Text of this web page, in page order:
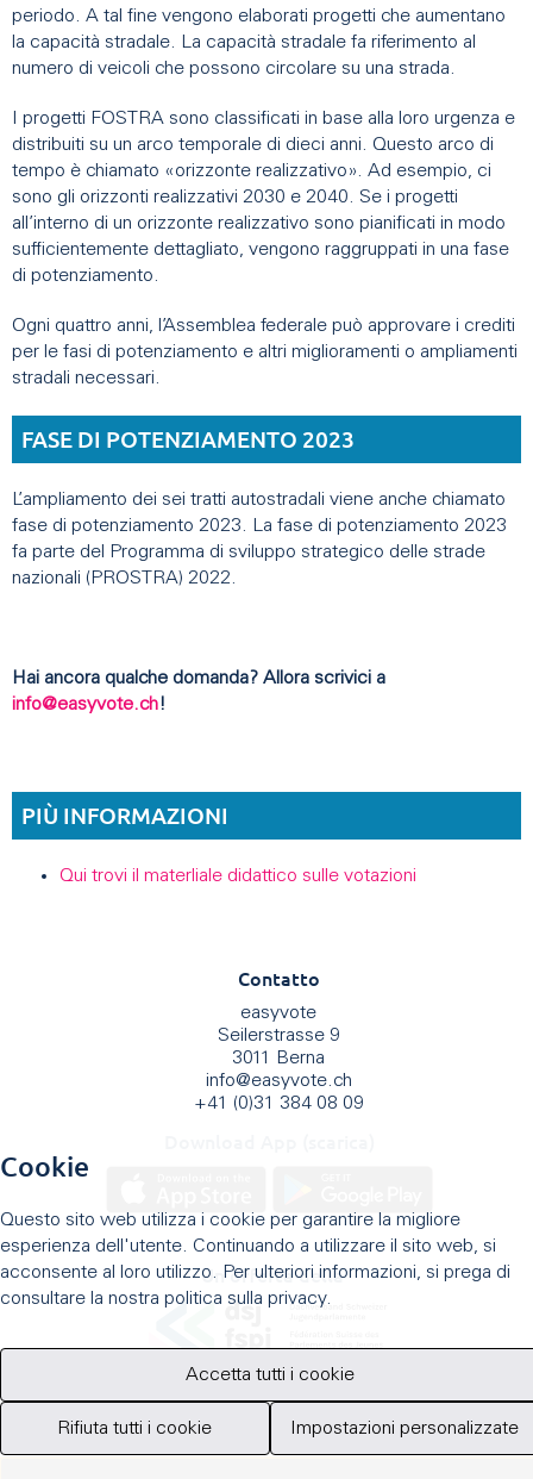
periodo. A tal fine vengono elaborati progetti che aumentano
la capacità stradale. La capacità stradale fa riferimento al
numero di veicoli che possono circolare su una strada.
I progetti FOSTRA sono classificati in base alla loro urgenza e
distribuiti su un arco temporale di dieci anni. Questo arco di
tempo è chiamato «orizzonte realizzativo». Ad esempio, ci
sono gli orizzonti realizzativi 2030 e 2040. Se i progetti
all’interno di un orizzonte realizzativo sono pianificati in modo
sufficientemente dettagliato, vengono raggruppati in una fase
di potenziamento.
Ogni quattro anni, l’Assemblea federale può approvare i crediti
per le fasi di potenziamento e altri miglioramenti o ampliamenti
stradali necessari.
FASE DI POTENZIAMENTO 2023
L’ampliamento dei sei tratti autostradali viene anche chiamato
fase di potenziamento 2023. La fase di potenziamento 2023
fa parte del Programma di sviluppo strategico delle strade
nazionali (PROSTRA) 2022.
Hai ancora qualche domanda? Allora scrivici a
info@easyvote.ch!
PIÙ INFORMAZIONI
Qui trovi il materliale didattico sulle votazioni
Contatto
easyvote
Seilerstrasse 9
3011 Berna
info@easyvote.ch
+41 (0)31 384 08 09
Un'offerta della
Cookie
Questo sito web utilizza i cookie per garantire la migliore
esperienza dell'utente. Continuando a utilizzare il sito web, si
acconsente al loro utilizzo. Per ulteriori informazioni, si prega di
consultare la nostra politica sulla privacy.
Accetta tutti i cookie
Rifiuta tutti i cookie Impostazioni personalizzate